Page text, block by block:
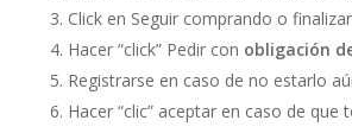
Click en Seguir comprando o
Hacer “click” Pedir con obligación
Registrarse en caso de no estarlo
Hacer “clic” aceptar en caso de que